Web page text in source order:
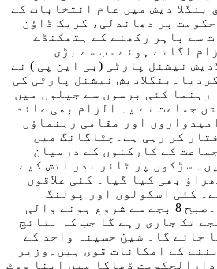
بنگلا دیش میں عام انتخابات کے
پر دھاندلی، کریک ڈاؤن
سے باہر رکھنے کے ہتھکنڈے
لگاتے ہوئے سب سے بڑی
نیشنل پارٹی (بی این پی ) نے
نیشنل پارٹی کی
کئی برسوں سے جیلوں میں
جماعت نے یہ الزام بھی عائد
اور مقامی رہنماؤں
کر رہی ہے۔چٹاگانگ میں
کے کارکنوں کے درمیان
سڑکوں پر ٹائر نذر آتش کیے
بھی کیا گیا۔ کئی علاقوں
کئی اسکولوں اور پولنگ
بوتھز کو جلا دیا گیا۔صبح 8 بجے سے شروع ہونے والی
کا عمل شام 4 بجے تک جاری رہے گا جب کہ نتائج
جائے گا۔ شیخ حسینہ واجد کے
کے امکانات قوی ہیں۔وزیر
ڈھاکا میں اپنا ووٹ